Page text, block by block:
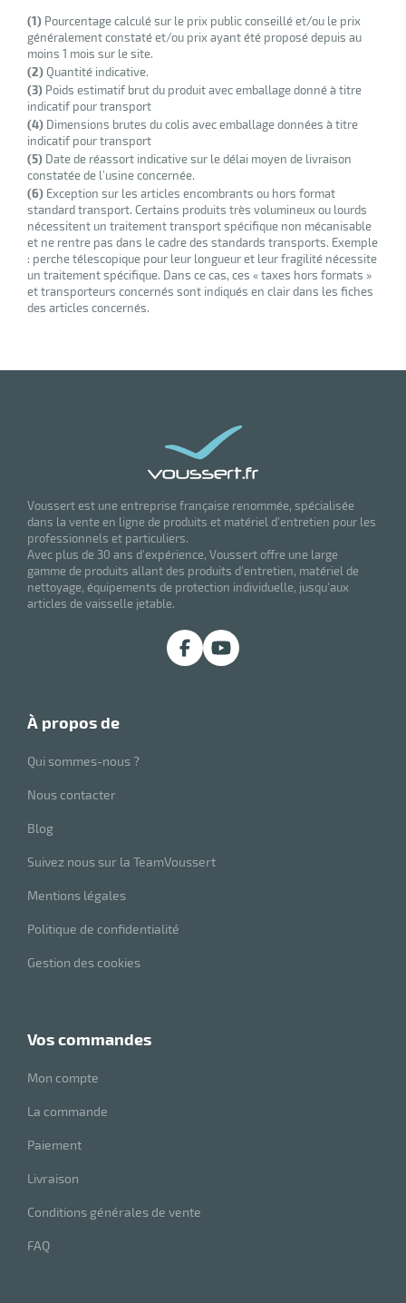
(1) Pourcentage calculé sur le prix public conseillé et/ou le prix
généralement constaté et/ou prix ayant été proposé depuis au
moins 1 mois sur le site.
(2)Quantité indicative.
(3) Poids estimatif brut du produit avec emballage donné à titre
indicatif pour transport
(4) Dimensions brutes du colis avec emballage données à titre
indicatif pour transport
(5) Date de réassort indicative sur le délai moyen de livraison
constatée de l’usine concernée.
(6) Exception sur les articles encombrants ou hors format
standard transport. Certains produits très volumineux ou lourds
nécessitent un traitement transport spécifique non mécanisable
et ne rentre pas dans le cadre des standards transports. Exemple
: perche télescopique pour leur longueur et leur fragilité nécessite
un traitement spécifique. Dans ce cas, ces « taxes hors formats »
et transporteurs concernés sont indiqués en clair dans les fiches
des articles concernés.
Voussert est une entreprise française renommée, spécialisée
dans la vente en ligne de produits et matériel d'entretien pour les
professionnels et particuliers.
Avec plus de 30 ans d'expérience, Voussert offre une large
gamme de produits allant des produits d'entretien, matériel de
nettoyage, équipements de protection individuelle, jusqu'aux
articles de vaisselle jetable.
à propos de
Qui sommes-nous ?
Nous contacter
Blog
Suivez nous sur la TeamVoussert
Mentions légales
Politique de confidentialité
Gestion des cookies
vos commandes
Mon compte
La commande
Paiement
Livraison
Conditions générales de vente
FAQ